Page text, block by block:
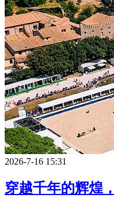
2026-7-16 15:31
穿越千年的辉煌